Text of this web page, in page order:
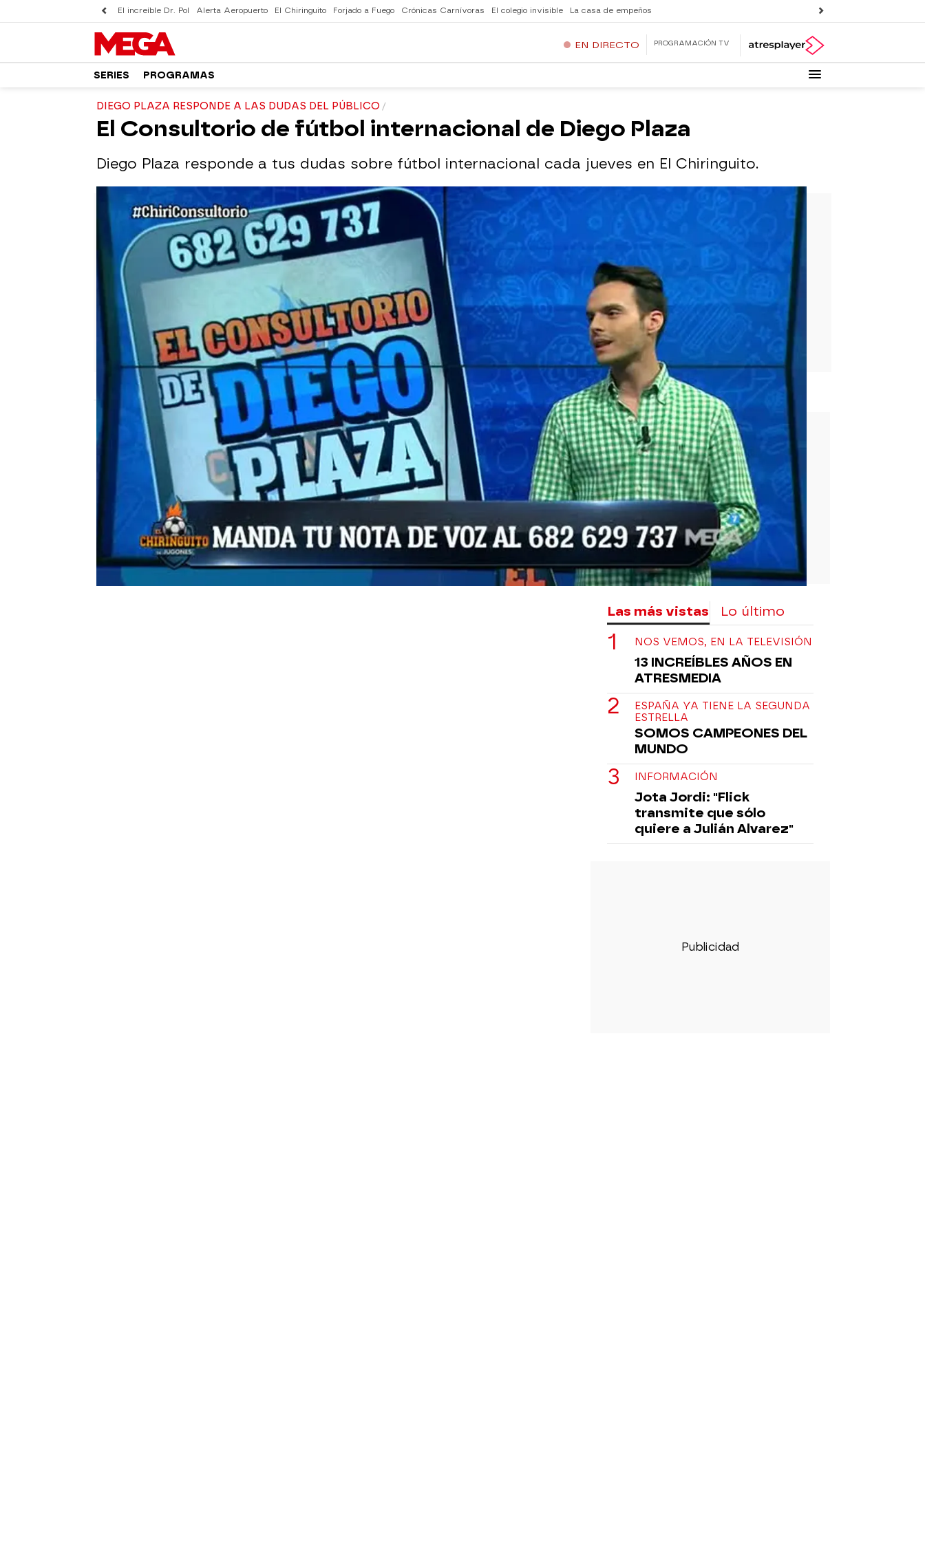
El increíble Dr. Pol Alerta Aeropuerto El Chiringuito Forjado a Fuego Crónicas Carnívoras El colegio invisible La casa de empeños
EN DIRECTO PROGRAMACIÓN TV
SERIES PROGRAMAS
DIEGO PLAZA RESPONDE A LAS DUDAS DEL PÚBLICO
El Consultorio de fútbol internacional de Diego Plaza
Diego Plaza responde a tus dudas sobre fútbol internacional cada jueves en El Chiringuito.
Madrid
Publicado: 08 de junio de 2018, 16:59
WhatsappFacebook
X Flipboard
Diego Plaza Fútbol Internacional
Las más vistas Lo último
NOS VEMOS, EN LA TELEVISIÓN
13 INCREÍBLES AÑOS EN
ATRESMEDIA
ESPAÑA YA TIENE LA SEGUNDA
ESTRELLA
SOMOS CAMPEONES DEL
MUNDO
INFORMACIÓN
Jota Jordi: "Flick
transmite que sólo
quiere a Julián Alvarez"